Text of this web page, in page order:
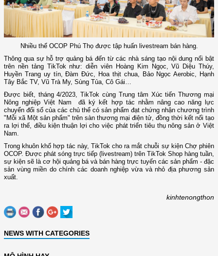
Nhiều thể OCOP Phú Thọ được tập huấn livestream bán hàng.
Thông qua sự hỗ trợ quảng bá đến từ các nhà sáng tạo nội dung nổi bật
trên nền tảng TikTok như: diễn viên Hoàng Kim Ngọc, Vũ Diệu Thúy,
Huyền Trang uy tín, Đàm Đức, Hoa thịt chua, Bảo Ngọc Aerobic, Hạnh
Tây Bắc TV, Vũ Trà My, Sùng Tủa, Cô Gái…
Được biết, tháng 4/2023, TikTok cùng Trung tâm Xúc tiến Thương mại
Nông nghiệp Việt Nam đã ký kết hợp tác nhằm nâng cao năng lực
chuyển đổi số của các chủ thể có sản phẩm đạt chứng nhận chương trình
"Mỗi xã Một sản phẩm" trên sàn thương mại điện tử, đồng thời kết nối tạo
ra lợi thế, điều kiện thuận lợi cho việc phát triển tiêu thụ nông sản ở Việt
Nam.
Trong khuôn khổ hợp tác này, TikTok cho ra mắt chuỗi sự kiện Chợ phiên
OCOP. Được phát sóng trực tiếp (livestream) trên TikTok Shop hàng tuần,
sự kiện sẽ là cơ hội quảng bá và bán hàng trực tuyến các sản phẩm - đặc
sản vùng miền do chính các doanh nghiệp vừa và nhỏ địa phương sản
xuất.
kinhtenongthon
NEWS WITH CATEGORIES